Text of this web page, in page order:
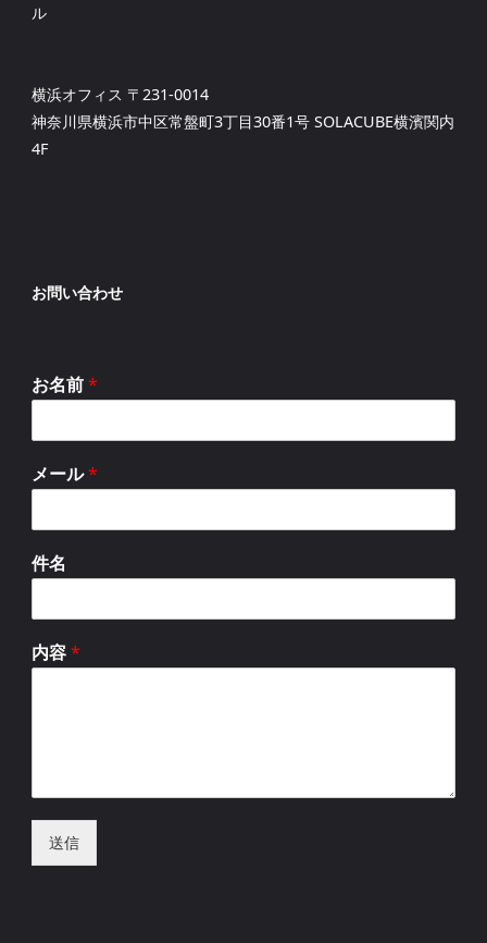
ル
横浜オフィス 〒231-0014
神奈川県横浜市中区常盤町3丁目30番1号 SOLACUBE横濱関内
4F
お問い合わせ
お名前*
メール*
件名
内容*
送信